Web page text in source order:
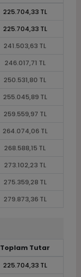
225.704,33 TL
225.704,33 TL
241.503,63 TL
246.017,71 TL
250.531,80 TL
255.045,89 TL
259.559,97 TL
264.074,06 TL
268.588,15 TL
273.102,23 TL
275.359,28 TL
279.873,36 TL
Toplam Tutar
225.704,33 TL